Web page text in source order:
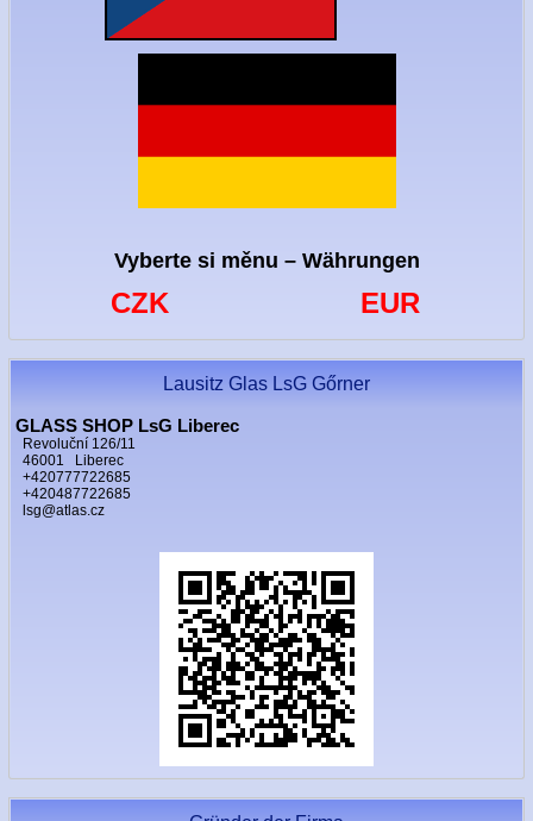
Vyberte si měnu – Währungen
CZK EUR
Lausitz Glas LsG Gőrner
GLASS SHOP LsG Liberec
Revoluční 126/11
46001 Liberec
+420777722685
+420487722685
lsg@atlas.cz